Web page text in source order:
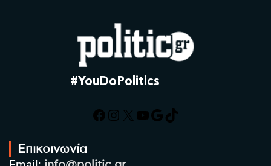
#YouDoPolitics
Facebook
Instagram
X YouTube
Google
TikTok
Επικοινωνία